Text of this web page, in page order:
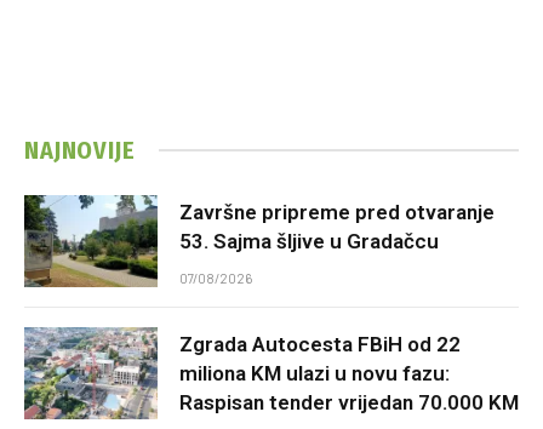
NAJNOVIJE
Završne pripreme pred otvaranje
53. Sajma šljive u Gradačcu
07/08/2026
Zgrada Autocesta FBiH od 22
miliona KM ulazi u novu fazu:
Raspisan tender vrijedan 70.000 KM